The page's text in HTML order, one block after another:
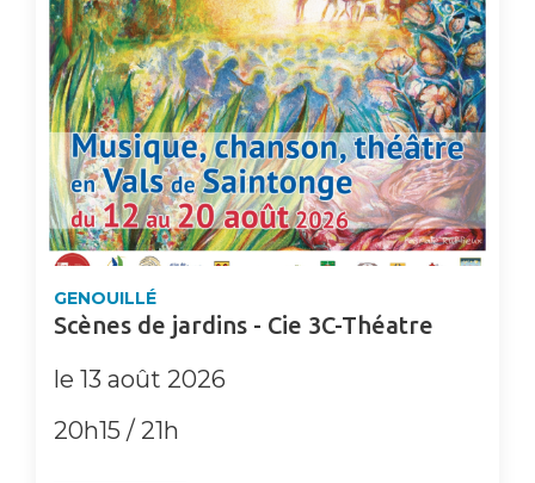
GENOUILLÉ
Scènes de jardins - Cie 3C-Théatre
le 13 août 2026
20h15 / 21h